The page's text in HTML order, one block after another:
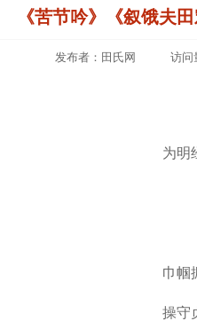
《苦节吟》《叙饿夫
发布者：田氏网 访问
为明
巾帼
操守